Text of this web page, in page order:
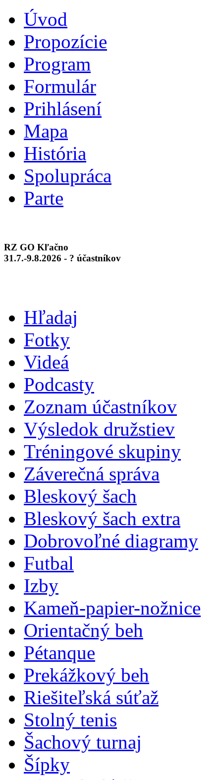
Úvod
Propozície
Program
Formulár
Prihlásení
Mapa
História
Spolupráca
Parte
RZ GO Kľačno
31.7.-9.8.2026 - ? účastníkov
Hľadaj
Fotky
Videá
Podcasty
Zoznam účastníkov
Výsledok družstiev
Tréningové skupiny
Záverečná správa
Bleskový šach
Bleskový šach extra
Dobrovoľné diagramy
Futbal
Izby
Kameň-papier-nožnice
Orientačný beh
Pétanque
Prekážkový beh
Riešiteľská súťaž
Stolný tenis
Šachový turnaj
Šípky